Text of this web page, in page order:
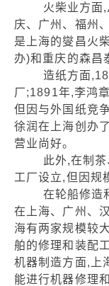
火柴业方面,从
庆、广州、福州
是上海的燮昌火
办)和重庆的森昌
造纸方面
厂;1891年,李鸿
但因与外国纸竞
徐润在上海创办
营业尚好。
此外,在制茶、
工厂设立,但因规
在轮船修造和
在上海、广州、
海有两家规模较
舶的修理和装配
机器制造方面,上
能进行机器修理